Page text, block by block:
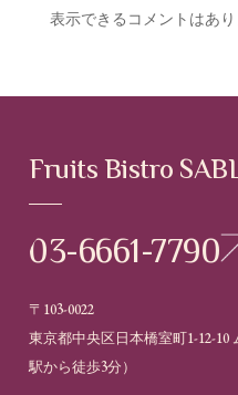
表示できるコメントはあり
Fruits Bistro
03-6661-7790
〒103-0022
東京都中央区日本橋室町1-12-10
駅から徒歩3分）